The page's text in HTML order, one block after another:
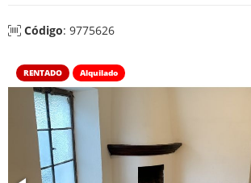
Código: 9775626
RENTADO Alquilado